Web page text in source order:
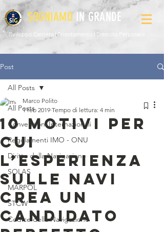
SOGNIAMOIN GRANDE
Sviluppo Carriera l Orientamento l Crescita Personale
Post
All Posts
Convenzioni Internazionali
Regolamenti IMO - ONU
Diritto della Navigazione
SOLAS
MARPOL
STCW
Codice della Navigazione
All Posts
10 MOTIVI PER
CUI
L’ESPERIENZA
SULLE NAVI
CREA UN
CANDIDATO
Marco Polito
1 feb 2019 Tempo di lettura: 4 min